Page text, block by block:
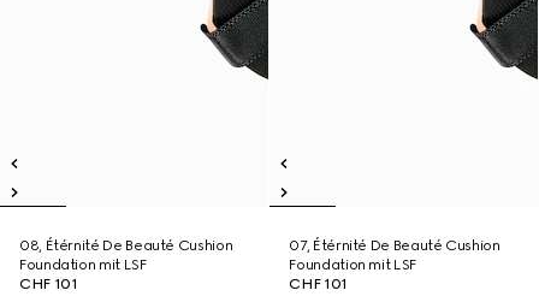
08, Étérnité De Beauté Cushion
Foundation mit LSF
CHF 101
07, Étérnité De Beauté Cushion
Foundation mit LSF
CHF 101